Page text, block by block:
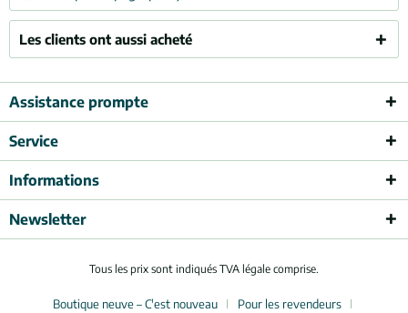
Les clients ont aussi acheté
Assistance prompte
Service
Informations
Newsletter
Tous les prix sont indiqués TVA légale comprise.
Boutique neuve – C'est nouveau
Pour les revendeurs